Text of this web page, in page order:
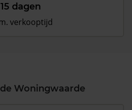
15 dagen
verkooptijd
Woningwaarde